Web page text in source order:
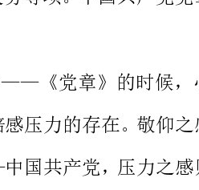
几代中国共产党人抛头颅洒热血的革命情怀，它沉淀着一代代革命志
党章在我心中，是行动的指南针。记得第一次我读《党章》
中国共产党章程，是中国共产党人的一部奋斗史，凝聚着